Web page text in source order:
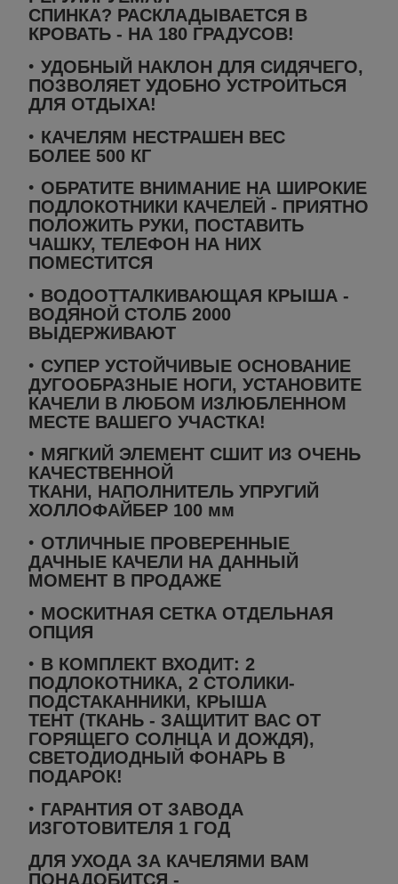
СПИНКА? РАСКЛАДЫВАЕТСЯ В
КРОВАТЬ - НА 180 ГРАДУСОВ!
УДОБНЫЙ НАКЛОН ДЛЯ СИДЯЧЕГО,
ПОЗВОЛЯЕТ УДОБНО УСТРОИТЬСЯ
ДЛЯ ОТДЫХА!
КАЧЕЛЯМ НЕСТРАШЕН ВЕС
БОЛЕЕ 500 КГ
ОБРАТИТЕ ВНИМАНИЕ НА ШИРОКИЕ
ПОДЛОКОТНИКИ КАЧЕЛЕЙ - ПРИЯТНО
ПОЛОЖИТЬ РУКИ, ПОСТАВИТЬ
ЧАШКУ, ТЕЛЕФОН НА НИХ
ПОМЕСТИТСЯ
ВОДООТТАЛКИВАЮЩАЯ КРЫША -
ВОДЯНОЙ СТОЛБ 2000
ВЫДЕРЖИВАЮТ
СУПЕР УСТОЙЧИВЫЕ ОСНОВАНИЕ
ДУГООБРАЗНЫЕ НОГИ, УСТАНОВИТЕ
КАЧЕЛИ В ЛЮБОМ ИЗЛЮБЛЕННОМ
МЕСТЕ ВАШЕГО УЧАСТКА!
МЯГКИЙ ЭЛЕМЕНТ СШИТ ИЗ ОЧЕНЬ
КАЧЕСТВЕННОЙ
ТКАНИ, НАПОЛНИТЕЛЬ УПРУГИЙ
ХОЛЛОФАЙБЕР 100 мм
ОТЛИЧНЫЕ ПРОВЕРЕННЫЕ
ДАЧНЫЕ КАЧЕЛИ НА ДАННЫЙ
МОМЕНТ В ПРОДАЖЕ
МОСКИТНАЯ СЕТКА ОТДЕЛЬНАЯ
ОПЦИЯ
В КОМПЛЕКТ ВХОДИТ: 2
ПОДЛОКОТНИКА, 2 СТОЛИКИ-
ПОДСТАКАННИКИ, КРЫША
ТЕНТ (ТКАНЬ - ЗАЩИТИТ ВАС ОТ
ГОРЯЩЕГО СОЛНЦА И ДОЖДЯ),
СВЕТОДИОДНЫЙ ФОНАРЬ В
ПОДАРОК!
ГАРАНТИЯ ОТ ЗАВОДА
ИЗГОТОВИТЕЛЯ 1 ГОД
ДЛЯ УХОДА ЗА КАЧЕЛЯМИ ВАМ
ПОНАДОБИТСЯ -